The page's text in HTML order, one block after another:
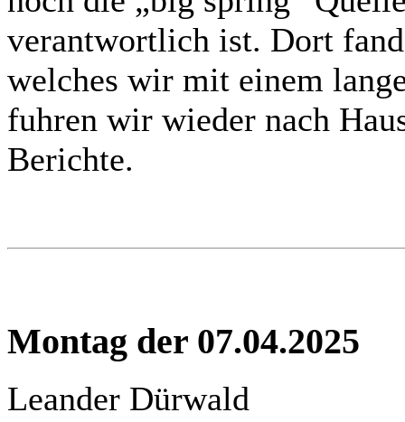
verantwortlich ist. Dort
welches wir mit einem
fuhren wir wieder nach
Berichte.
Montag der 07.04.2025
Leander Dürwald